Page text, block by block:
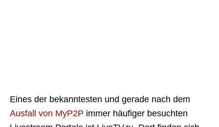
Eines der bekanntesten und gerade nach dem
Ausfall von MyP2P immer häufiger besuchten